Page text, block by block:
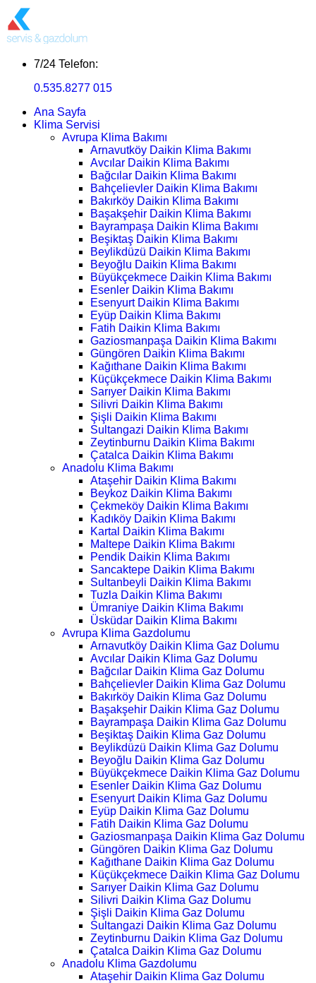
7/24 Telefon:
0.535.8277 015
Ana Sayfa
Klima Servisi
Avrupa Klima Bakımı
Arnavutköy Daikin Klima Bakımı
Avcılar Daikin Klima Bakımı
Bağcılar Daikin Klima Bakımı
Bahçelievler Daikin Klima Bakımı
Bakırköy Daikin Klima Bakımı
Başakşehir Daikin Klima Bakımı
Bayrampaşa Daikin Klima Bakımı
Beşiktaş Daikin Klima Bakımı
Beylikdüzü Daikin Klima Bakımı
Beyoğlu Daikin Klima Bakımı
Büyükçekmece Daikin Klima Bakımı
Esenler Daikin Klima Bakımı
Esenyurt Daikin Klima Bakımı
Eyüp Daikin Klima Bakımı
Fatih Daikin Klima Bakımı
Gaziosmanpaşa Daikin Klima Bakımı
Güngören Daikin Klima Bakımı
Kağıthane Daikin Klima Bakımı
Küçükçekmece Daikin Klima Bakımı
Sarıyer Daikin Klima Bakımı
Silivri Daikin Klima Bakımı
Şişli Daikin Klima Bakımı
Sultangazi Daikin Klima Bakımı
Zeytinburnu Daikin Klima Bakımı
Çatalca Daikin Klima Bakımı
Anadolu Klima Bakımı
Ataşehir Daikin Klima Bakımı
Beykoz Daikin Klima Bakımı
Çekmeköy Daikin Klima Bakımı
Kadıköy Daikin Klima Bakımı
Kartal Daikin Klima Bakımı
Maltepe Daikin Klima Bakımı
Pendik Daikin Klima Bakımı
Sancaktepe Daikin Klima Bakımı
Sultanbeyli Daikin Klima Bakımı
Tuzla Daikin Klima Bakımı
Ümraniye Daikin Klima Bakımı
Üsküdar Daikin Klima Bakımı
Avrupa Klima Gazdolumu
Arnavutköy Daikin Klima Gaz Dolumu
Avcılar Daikin Klima Gaz Dolumu
Bağcılar Daikin Klima Gaz Dolumu
Bahçelievler Daikin Klima Gaz Dolumu
Bakırköy Daikin Klima Gaz Dolumu
Başakşehir Daikin Klima Gaz Dolumu
Bayrampaşa Daikin Klima Gaz Dolumu
Beşiktaş Daikin Klima Gaz Dolumu
Beylikdüzü Daikin Klima Gaz Dolumu
Beyoğlu Daikin Klima Gaz Dolumu
Büyükçekmece Daikin Klima Gaz Dolumu
Esenler Daikin Klima Gaz Dolumu
Esenyurt Daikin Klima Gaz Dolumu
Eyüp Daikin Klima Gaz Dolumu
Fatih Daikin Klima Gaz Dolumu
Gaziosmanpaşa Daikin Klima Gaz Dolumu
Güngören Daikin Klima Gaz Dolumu
Kağıthane Daikin Klima Gaz Dolumu
Küçükçekmece Daikin Klima Gaz Dolumu
Sarıyer Daikin Klima Gaz Dolumu
Silivri Daikin Klima Gaz Dolumu
Şişli Daikin Klima Gaz Dolumu
Sultangazi Daikin Klima Gaz Dolumu
Zeytinburnu Daikin Klima Gaz Dolumu
Çatalca Daikin Klima Gaz Dolumu
Anadolu Klima Gazdolumu
Ataşehir Daikin Klima Gaz Dolumu